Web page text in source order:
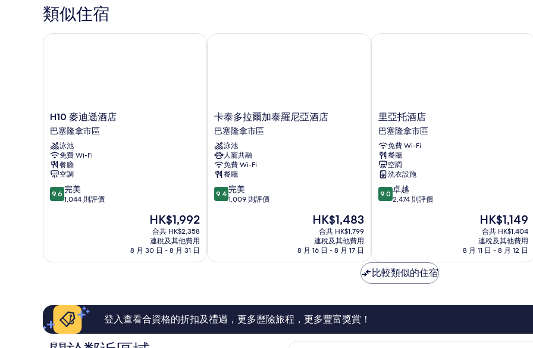
類似住宿
H10
麥
迪
遜
酒
店
巴
塞
隆
H10 麥迪遜酒店
巴塞隆拿市區
泳池
免費 Wi-Fi
餐廳
空調
9.6
分
完
評
篇
9.6 完美
1,044 則評價
現
售
HK$1,992
HK$1,992
合共 HK$2,358
連稅及其他費用
8 月 30 日 - 8 月 31 日
H10 麥迪遜酒店
卡
泰
多
拉
爾
加
泰
羅
尼
隆
卡泰多拉爾加泰羅尼亞酒店
巴塞隆拿市區
泳池
人寵共融
免費 Wi-Fi
餐廳
9.4
分
完
評
價
9.4 完美
1,009 則評價
現
售
HK$1,483
HK$1,483
合共 HK$1,799
連稅及其他費用
8 月 16 日 - 8 月 17 日
卡泰多拉爾加泰羅尼亞酒店
里
亞
托
酒
店
巴
塞
隆
拿
里亞托酒店
巴塞隆拿市區
免費 Wi-Fi
餐廳
空調
洗衣設施
9.0
分
卓
越，
2,474
評
評
9.0 卓越
2,474 則評價
現
售
HK$1,149
HK$1,149
合共 HK$1,404
連稅及其他費用
8 月 11 日 - 8 月 12 日
里亞托酒店
比較類似的住宿
登入查看合資格的折扣及禮遇，更多歷險旅程，更多豐富獎賞！